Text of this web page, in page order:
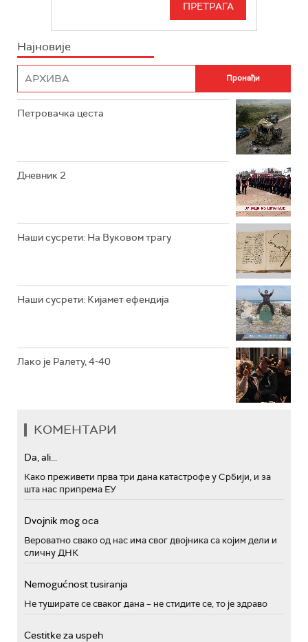
ИНФО
Најновије
Петровачка цеста
Дневник 2
Наши сусрети: На Вуковом трагу
Наши сусрети: Кијамет ефендија
Лако је Ралету, 4-40
КОМЕНТАРИ
Da, ali...
Како преживети прва три дана катастрофе у Србији, и за
шта нас припрема ЕУ
Dvojnik mog oca
Вероватно свако од нас има свог двојника са којим дели и
сличну ДНК
Nemogućnost tusiranja
Не туширате се сваког дана – не стидите се, то је здраво
Cestitke za uspeh